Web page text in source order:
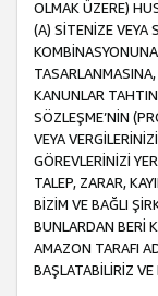
OLMAK ÜZERE)
(A) SİTENİZE VEYA
KANUNLAR
SÖZLEŞME’NİN
VEYA
GÖREVLERİNİZİ
TALEP, ZARAR,
BİZİM VE BAĞLI
BUNLARDAN BERİ
AMAZON TARAFI
BAŞLATABİLİRİZ VE